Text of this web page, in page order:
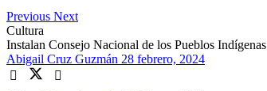
Previous Next
Cultura
Instalan Consejo Nacional de los Pueblos Indígenas
Abigail Cruz Guzmán 28 febrero, 2024